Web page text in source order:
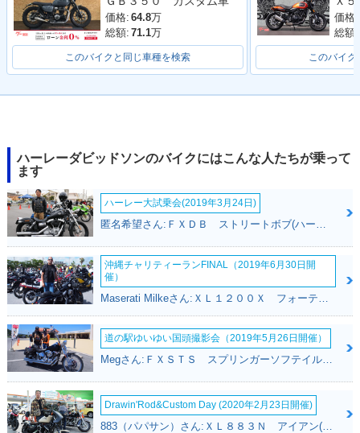
価格: 64.8万
総額: 71.1万
このバイクと同じ車種を検索
価格:
総額:
このバイ
ハーレーダビッドソンのバイクにはこんな人たちが乗って
ます
ハーレー大試乗会(2019年3月24日)
匿名希望さん:ＦＸＤＢ ストリートボブ(ハーレーダビッドソン)
沖縄チャリティーランFINAL（2019年6月30日開
催）
道の駅ゆいゆい国頭撮影会（2019年5月26日開催）
Megさん:ＦＸＳＴＳ スプリンガーソフテイル(ハーレーダビッドソン)
Drawin'Rod&Custom Day (2020年2月23日開催)